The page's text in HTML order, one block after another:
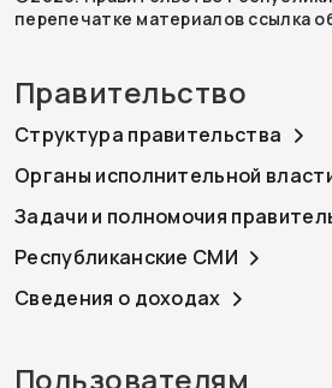
перепечатке материалов ссылка
Правительство
Структура правительства
Органы исполнительной
Задачи и полномочия
Республиканские СМИ
Сведения о доходах
Пользователям